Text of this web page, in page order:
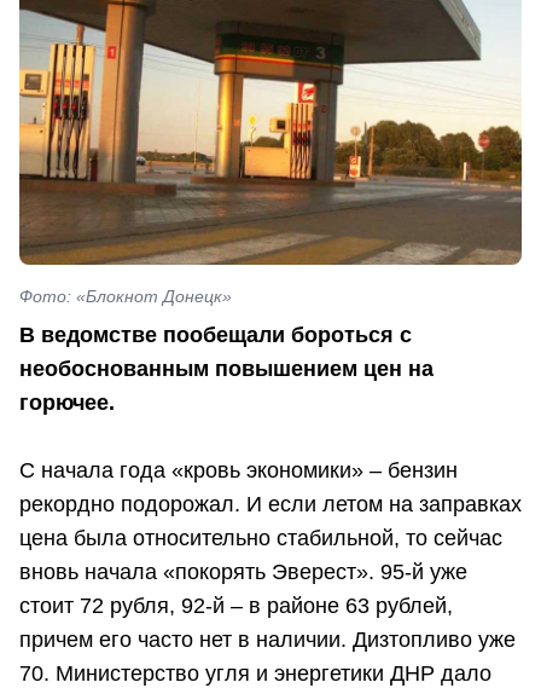
Фото: «Блокнот Донецк»
В ведомстве пообещали бороться с
необоснованным повышением цен на
горючее.
С начала года «кровь экономики» – бензин
рекордно подорожал. И если летом на заправках
цена была относительно стабильной, то сейчас
вновь начала «покорять Эверест». 95-й уже
стоит 72 рубля, 92-й – в районе 63 рублей,
причем его часто нет в наличии. Дизтопливо уже
70. Министерство угля и энергетики ДНР дало